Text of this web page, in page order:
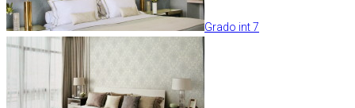
Grado int 7